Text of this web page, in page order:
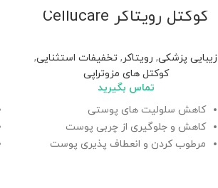
کوکتل رویتاکر Cellucare
زیبایی پزشکی, رویتاکر, تخفیفات استثنایی,
کوکتل های مزوتراپی
تماس بگیرید
کاهش سلولیت های پوستی
کاهش و جلوگیری از چربی پوست
مرطوب کردن و انعطاف پذیری پوست